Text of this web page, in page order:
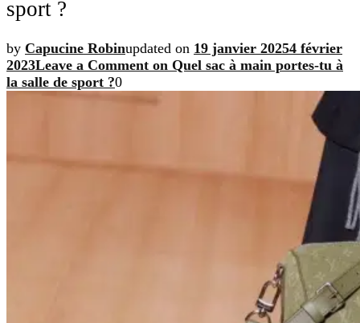
sport ?
by Capucine Robinupdated on 19 janvier 20254 février
2023Leave a Comment on Quel sac à main portes-tu à
la salle de sport ?0